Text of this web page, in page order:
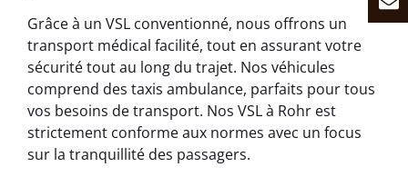
Grâce à un VSL conventionné, nous offrons un
transport médical facilité, tout en assurant votre
sécurité tout au long du trajet. Nos véhicules
comprend des taxis ambulance, parfaits pour tous
vos besoins de transport. Nos VSL à Rohr est
strictement conforme aux normes avec un focus
sur la tranquillité des passagers.